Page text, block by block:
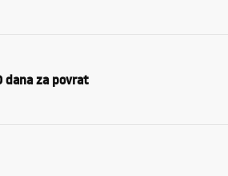
dana za povrat